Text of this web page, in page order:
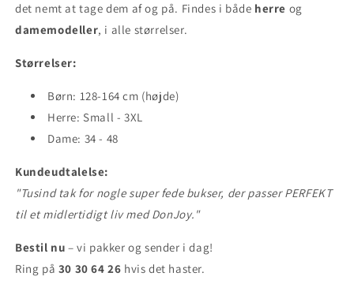
det nemt at tage dem af og på. Findes i både herre og
damemodeller, i alle størrelser.
Størrelser:
Børn: 128-164 cm (højde)
Herre: Small - 3XL
Dame: 34 - 48
Kundeudtalelse:
"Tusind tak for nogle super fede bukser, der passer PERFEKT
til et midlertidigt liv med DonJoy."
Bestil nu – vi pakker og sender i dag!
Ring på 30 30 64 26 hvis det haster.